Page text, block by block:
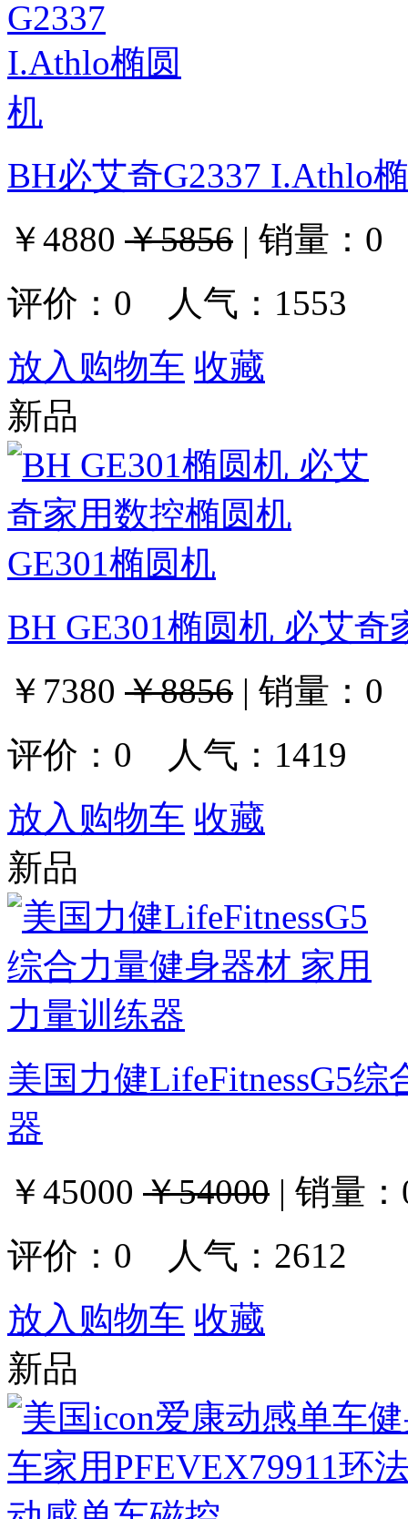
BH必艾奇G2337 I.Athlo
￥4880 ￥5856 | 销量： 0
评价： 0 人气：1553
放入购物车 收藏
新品
BH GE301椭圆机 必艾
￥7380 ￥8856 | 销量： 0
评价： 0 人气：1419
放入购物车 收藏
新品
美国力健LifeFitnessG5
器
￥45000 ￥54000 | 销量：
评价： 0 人气：2612
放入购物车 收藏
新品